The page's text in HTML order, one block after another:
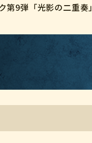
第9弾「光影の二重奏」